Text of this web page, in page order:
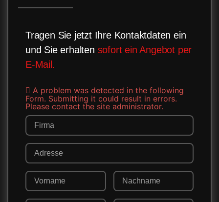
Tragen Sie jetzt Ihre Kontaktdaten ein
und Sie erhalten sofort ein Angebot per
E-Mail.
A problem was detected in the following
Form. Submitting it could result in errors.
Please contact the site administrator.